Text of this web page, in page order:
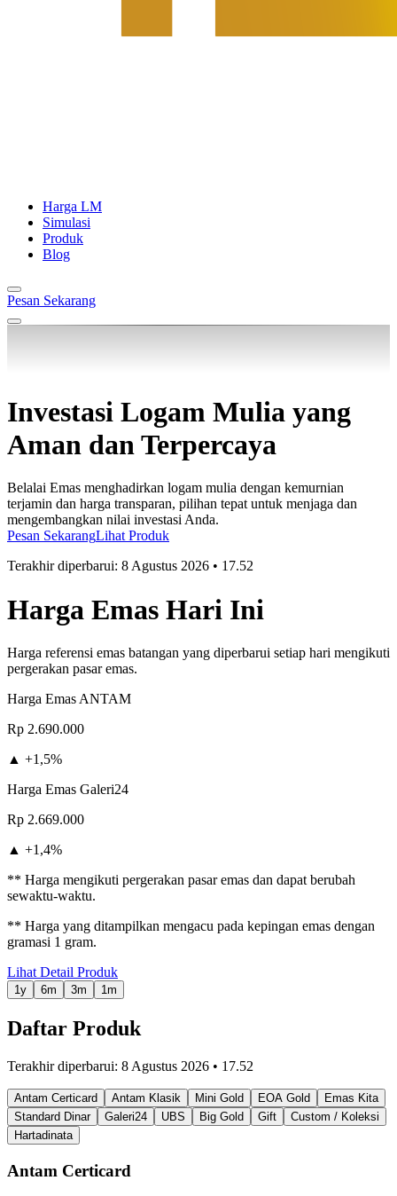
Harga LM
Simulasi
Produk
Blog
Pesan Sekarang
Investasi Logam Mulia yang
Aman dan Terpercaya
Belalai Emas menghadirkan logam mulia dengan kemurnian
terjamin dan harga transparan, pilihan tepat untuk menjaga dan
mengembangkan nilai investasi Anda.
Pesan SekarangLihat Produk
Terakhir diperbarui: 8 Agustus 2026 • 17.52
Harga Emas Hari Ini
Harga referensi emas batangan yang diperbarui setiap hari mengikuti
pergerakan pasar emas.
Harga Emas ANTAM
Rp 2.690.000
▲ +1,5%
Harga Emas Galeri24
Rp 2.669.000
▲ +1,4%
** Harga mengikuti pergerakan pasar emas dan dapat berubah
sewaktu-waktu.
** Harga yang ditampilkan mengacu pada kepingan emas dengan
gramasi 1 gram.
Lihat Detail Produk
1y 6m 3m 1m
Daftar Produk
Terakhir diperbarui: 8 Agustus 2026 • 17.52
Antam Certicard Antam Klasik Mini Gold EOA Gold
Emas Kita
Standard Dinar
Galeri24 UBS Big Gold Gift
Custom / Koleksi
Hartadinata
Antam Certicard